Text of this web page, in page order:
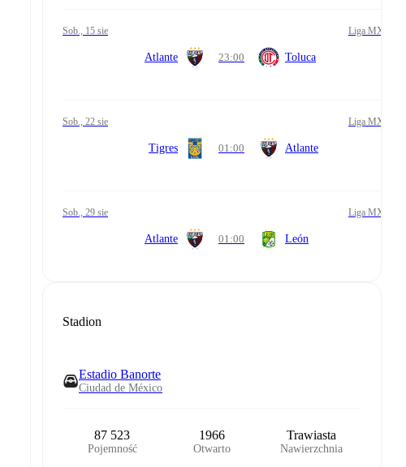
sob., 15 sie Liga MX
Atlante 23:00 Toluca
sob., 22 sie Liga MX
Tigres 01:00 Atlante
sob., 29 sie Liga MX
Atlante 01:00 León
Stadion
Estadio Banorte
Ciudad de México
87 523
Pojemność
1966
Otwarto
Trawiasta
Nawierzchnia